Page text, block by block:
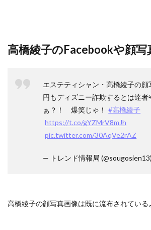
高橋綾子のFacebookや顔写
エステティシャン・高橋綾子の
円もディズニー詐欺するとは達
ぁ？！ 爆笑じゃ！ #高橋綾子
https://t.co/gYZMrV8mJh
pic.twitter.com/30AqVe2rAZ
— トレンド情報局 (@sougosien13)
高橋綾子の顔写真画像は既に流布されている